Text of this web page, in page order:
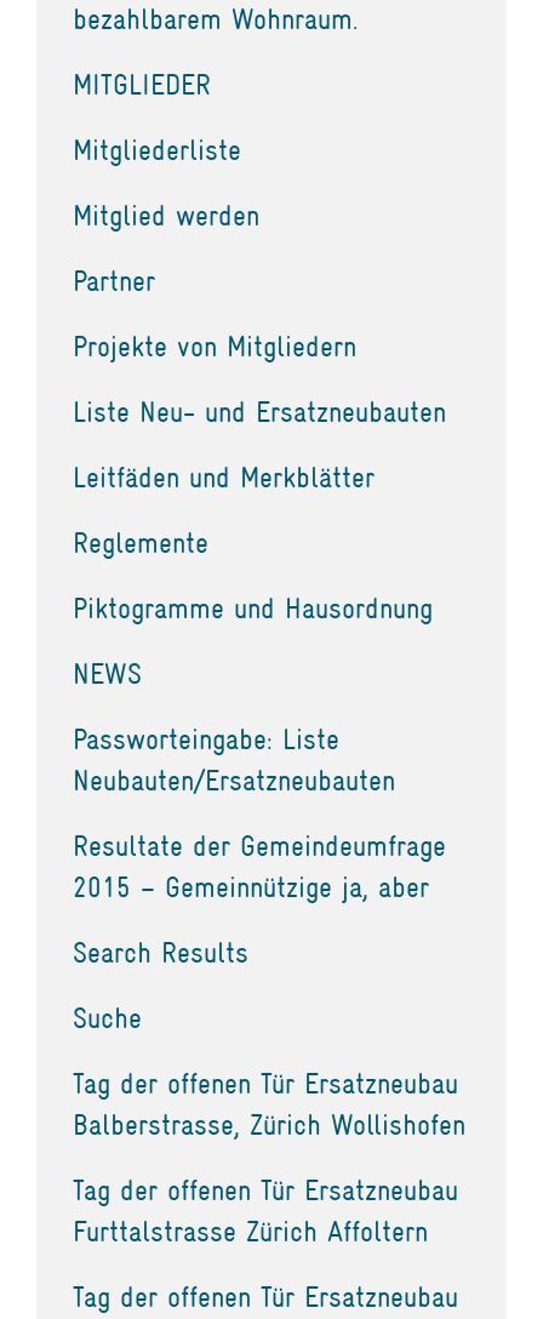
bezahlbarem Wohnraum.
MITGLIEDER
Mitgliederliste
Mitglied werden
Partner
Projekte von Mitgliedern
Liste Neu- und Ersatzneubauten
Leitfäden und Merkblätter
Reglemente
Piktogramme und Hausordnung
NEWS
Passworteingabe: Liste
Neubauten/Ersatzneubauten
Resultate der Gemeindeumfrage
2015 – Gemeinnützige ja, aber
Search Results
Suche
Tag der offenen Tür Ersatzneubau
Balberstrasse, Zürich Wollishofen
Tag der offenen Tür Ersatzneubau
Furttalstrasse Zürich Affoltern
Tag der offenen Tür Ersatzneubau